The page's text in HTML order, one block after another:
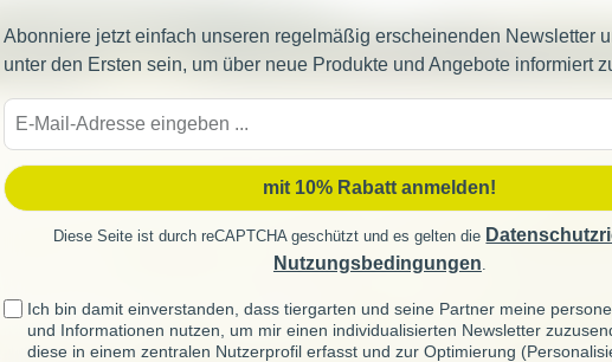
Abonniere jetzt einfach unseren regelmäßig erscheinenden Newsletter
unter den Ersten sein, um über neue Produkte und Angebote informiert
Adresse
mit 10% Rabatt anmelden!
Diese Seite ist durch reCAPTCHA geschützt und es gelten die
Nutzungsbedingungen.
Ich bin damit einverstanden, dass tiergarten und seine Partner meine
und Informationen nutzen, um mir einen individualisierten Newsletter
diese in einem zentralen Nutzerprofil erfasst und zur Optimierung